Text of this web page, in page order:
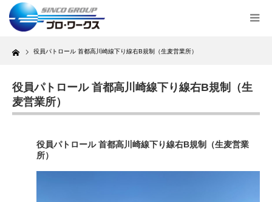
Home 役員パトロール 首都高川崎線下り線右B規制（生麦営業所）
役員パトロール 首都高川崎線下り線右B規制（生
麦営業所）
役員パトロール 首都高川崎線下り線右B規制（生麦営業
所）